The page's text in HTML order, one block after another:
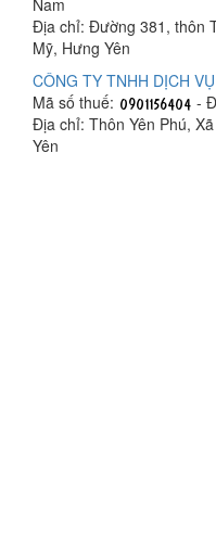
Địa chỉ: Đường 381, thôn
Mỹ, Hưng Yên
CÔNG TY TNHH DỊCH
Mã số thuế:
-
Địa chỉ: Thôn Yên Phú,
Yên